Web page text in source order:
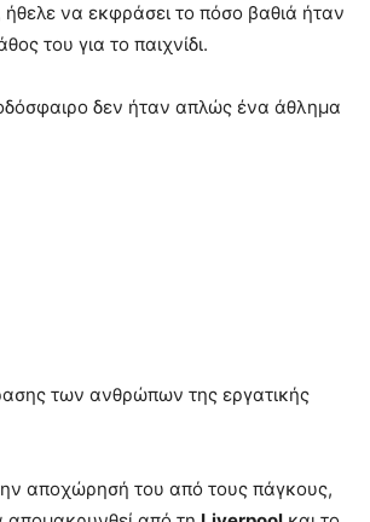
ήθελε να εκφράσει το πόσο βαθιά ήταν
του για το παιχνίδι.
δεν ήταν απλώς ένα άθλημα
των ανθρώπων της εργατικής
αποχώρησή του από τους πάγκους,